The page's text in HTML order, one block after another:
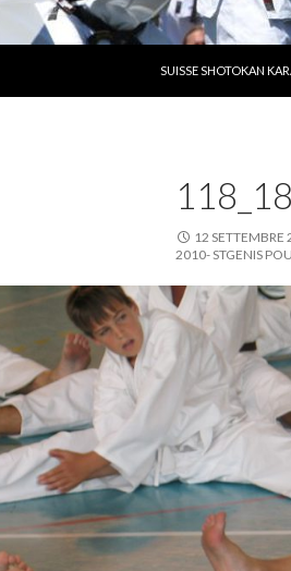
SUISSE SHOTOKAN
12 SETTEMBRE
2010- STGENIS